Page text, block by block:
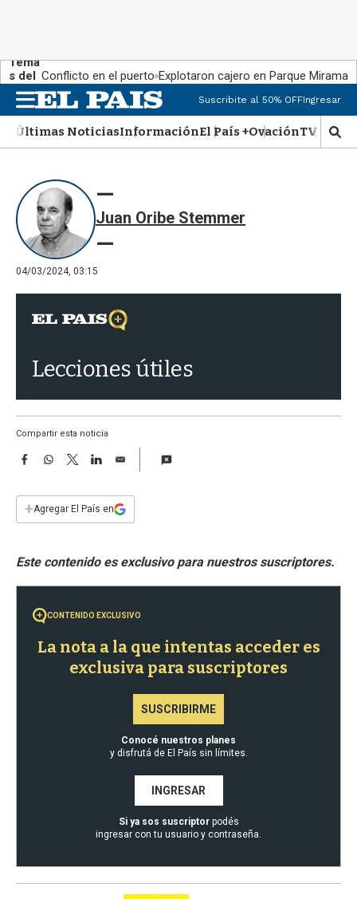
Tema
s del
día:
Conflicto en el puerto Explotaron cajero en Parque Miramar
n
u
Suscribite al 50% OFFIngresar
Últimas NoticiasInformaciónEl País +OvaciónTV Show
M
o
q
Juan Oribe Stemmer
04/03/2024, 03:15
Lecciones útiles
Compartir esta noticia
F
e
b
k
W
s
p
T
w
t
L
n
E
i
l
+Agregar El País en
CONTENIDO EXCLUSIVO
La nota a la que intentas acceder es
exclusiva para suscriptores
SUSCRIBIRME
Conocé nuestros planes
y disfrutá de El País sin límites.
INGRESAR
Si ya sos suscriptorpodés
ingresar con tu usuario y contraseña.